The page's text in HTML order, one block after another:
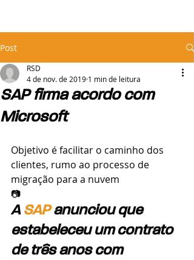
Post
SAP firma acordo com
Microsoft
RSD
4 de nov. de 2019 1 min de leitura
Objetivo é facilitar o caminho dos
clientes, rumo ao processo de
migração para a nuvem
📷
A SAP anunciou que
estabeleceu um contrato
de três anos com